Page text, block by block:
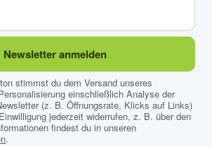
Newsletter anmelden
stimmst du dem Versand unseres
einschließlich Analyse der
(z. B. Öffnungsrate, Klicks auf Links)
jederzeit widerrufen, z. B. über den
findest du in unseren
.